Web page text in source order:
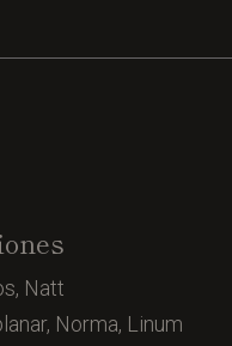
Natt
Norma, Linum